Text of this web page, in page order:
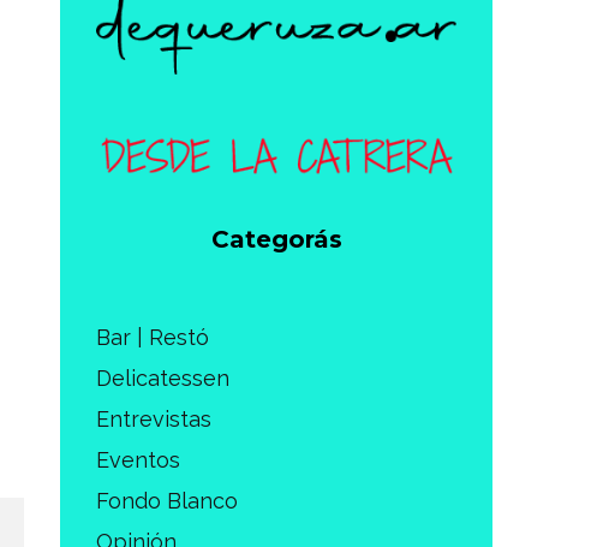
Categorás
Bar | Restó
Delicatessen
Entrevistas
Eventos
Fondo Blanco
Opinión